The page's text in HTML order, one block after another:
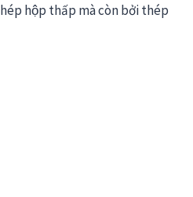
hộp thấp mà còn bởi thép